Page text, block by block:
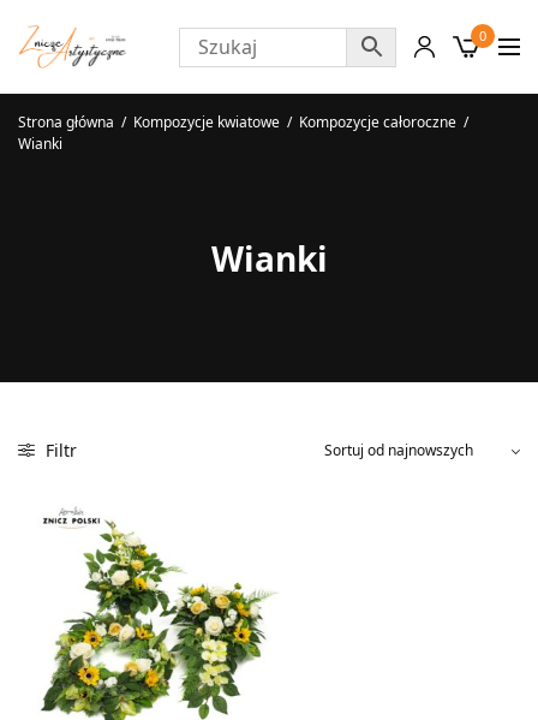
0
Strona główna / Kompozycje kwiatowe / Kompozycje całoroczne /
Wianki
Wianki
Filtr